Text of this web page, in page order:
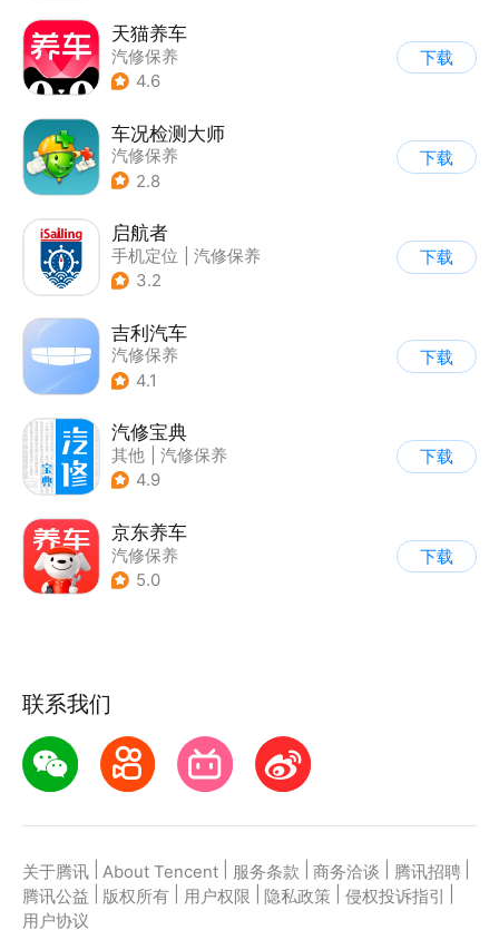
天猫养车
汽修保养
4.6
下载
车况检测大师
汽修保养
2.8
下载
启航者
手机定位
汽修保养
3.2
下载
吉利汽车
汽修保养
4.1
下载
汽修宝典
其他
汽修保养
4.9
下载
京东养车
汽修保养
5.0
下载
联系我们
关于腾讯 About Tencent 服务条款 商务洽谈 腾讯招聘
腾讯公益
版权所有 用户权限 隐私政策 侵权投诉指引
用户协议